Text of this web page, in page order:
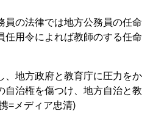
員の法律では地方公務員の任命
任用令によれば教師のする任命
、地方政府と教育庁に圧力をか
自治権を傷つけ、地方自治と教
=メディア忠清)